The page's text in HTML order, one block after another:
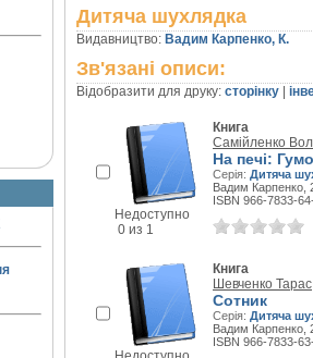
Дитяча шухлядка
Видавництво: Вадим Карпенко, К.
Зв'язані описи:
Відобразити для друку: сторінку
Недоступно
0 из 1
Книга
Самійленко
На печі:
Серія: Дитяча
Вадим Карпенко,
ISBN 966-7833-
Книга
Шевченко Тарас
Сотник
Серія: Дитяча
Вадим Карпенко,
ISBN 966-7833-